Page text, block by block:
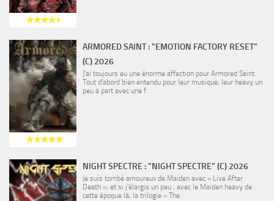
ARMORED SAINT : "EMOTION FACTORY RESET"
(C) 2026
J’ai toujours eu une énorme affection pour Armored Saint.
Tout d’abord bien entendu pour leur musique, leur heavy un
peu à part avec une f
NIGHT SPECTRE : "NIGHT SPECTRE" (C) 2026
Je suis tombé amoureux de Maiden avec « Live After
Death », et si j’élargis un peu , avec le Maiden heavy de
cette époque là, la trilogie « The